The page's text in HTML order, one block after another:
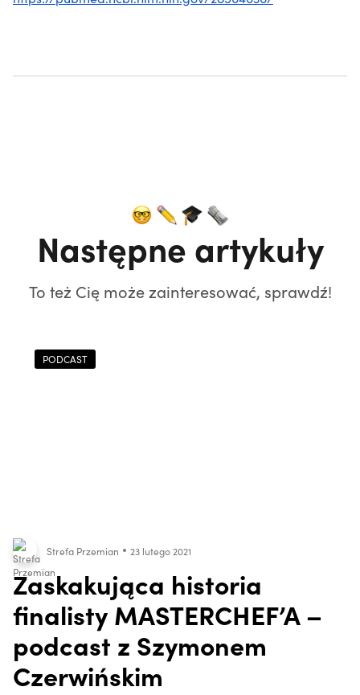
Następne artykuły
To też Cię może zainteresować, sprawdź!
PODCAST
Strefa Przemian 23 lutego 2021
Zaskakująca historia
finalisty MASTERCHEF’A –
podcast z Szymonem
Czerwińskim